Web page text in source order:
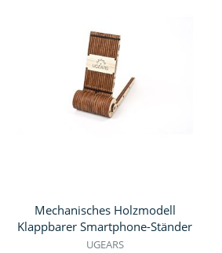
Mechanisches Holzmodell
Klappbarer Smartphone-Ständer
UGEARS